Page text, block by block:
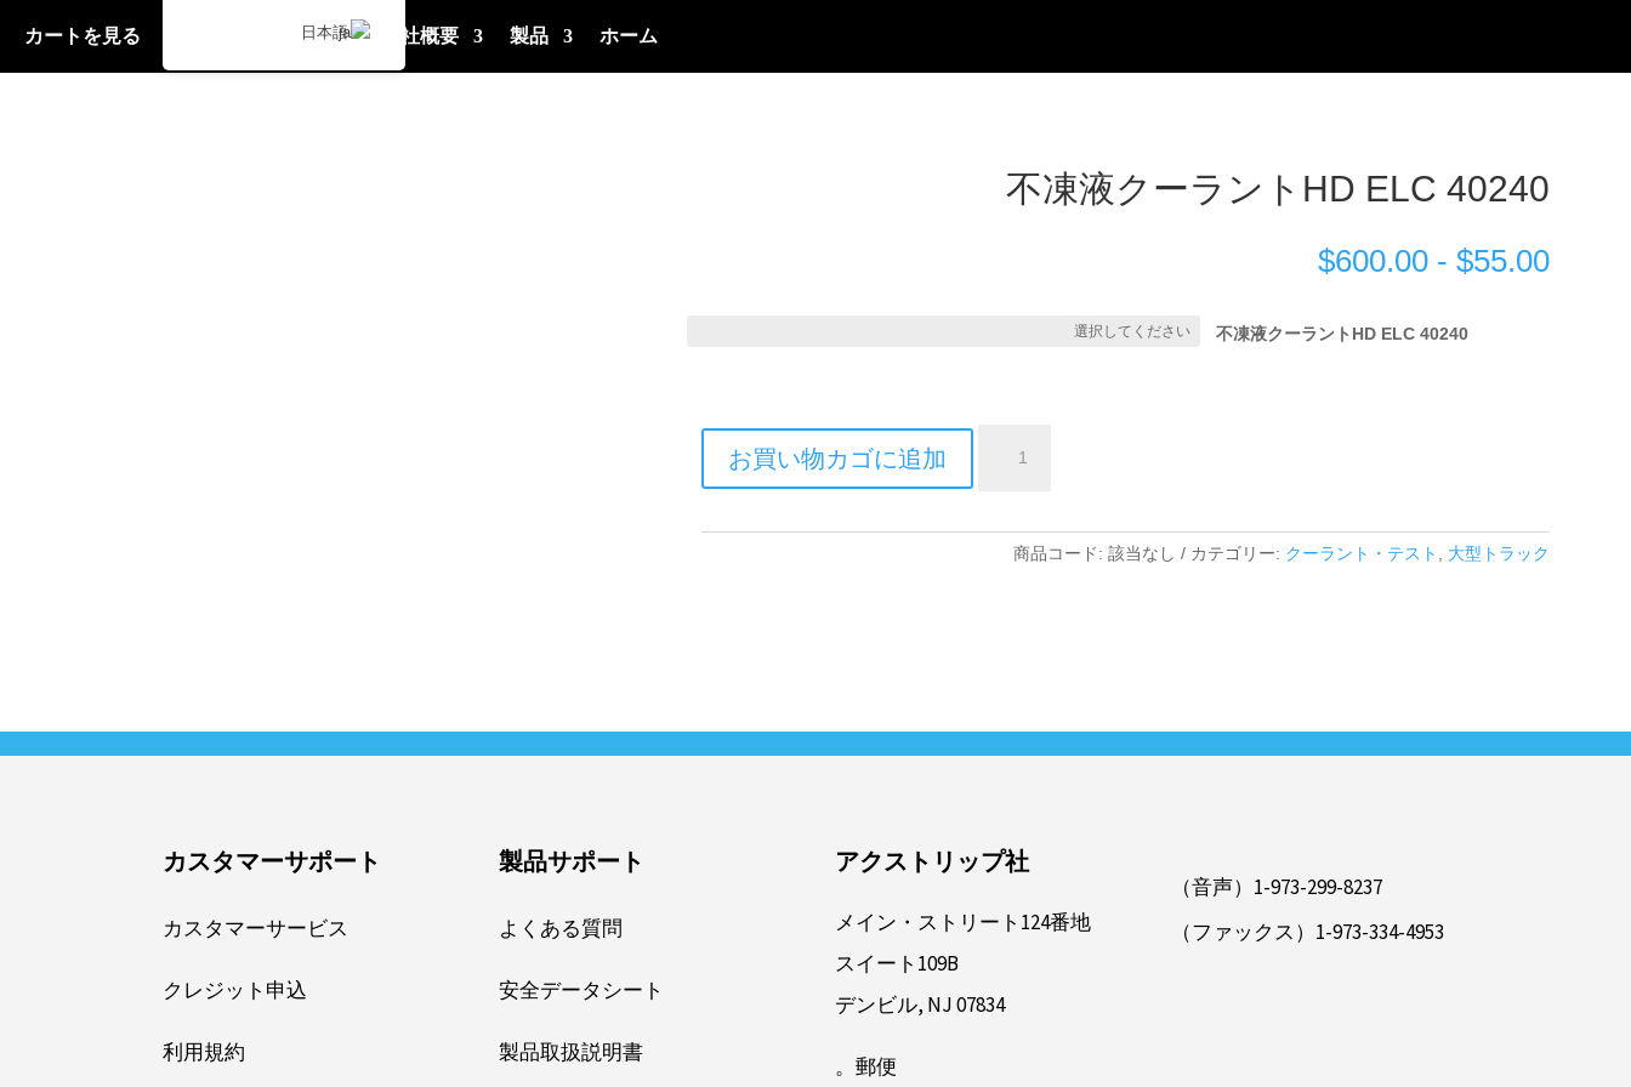
ホーム
製品
会社概要
サポート
カートを見る
不凍液クーラントHD ELC 40240
$55.00
-
$600.00
不凍液クーラントHD ELC 40240
Coolant
40240
お買い物カゴに追加
商品コード: 該当なし カテゴリー: クーラント・テスト , 大型トラック
カスタマーサポート
カスタマーサービス
クレジット申込
利用規約
製品サポート
よくある質問
安全データシート
製品取扱説明書
アクストリップ社
メイン・ストリート124番地
スイート109B
デンビル, NJ 07834
郵便。
1-973-299-8237（音声）
1-973-334-4953（ファックス）
日本語